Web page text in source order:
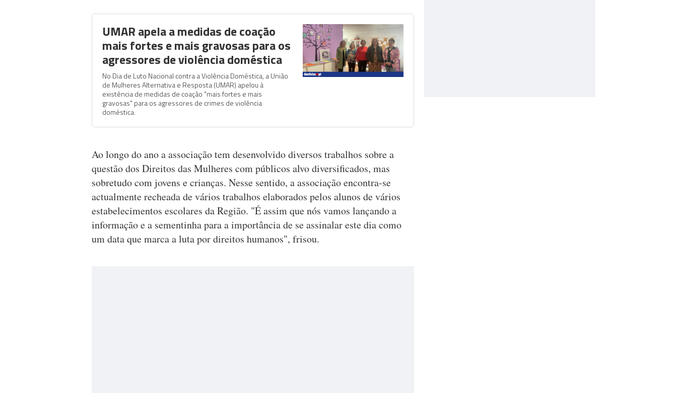
UMAR apela a medidas de coação
mais fortes e mais gravosas para os
agressores de violência doméstica
No Dia de Luto Nacional contra a Violência Doméstica, a União
de Mulheres Alternativa e Resposta (UMAR) apelou à
existência de medidas de coação "mais fortes e mais
gravosas" para os agressores de crimes de violência
doméstica.
Ao longo do ano a associação tem desenvolvido diversos trabalhos sobre a
questão dos Direitos das Mulheres com públicos alvo diversificados, mas
sobretudo com jovens e crianças. Nesse sentido, a associação encontra-se
actualmente recheada de vários trabalhos elaborados pelos alunos de vários
estabelecimentos escolares da Região. "É assim que nós vamos lançando a
informação e a sementinha para a importância de se assinalar este dia como
um data que marca a luta por direitos humanos", frisou.